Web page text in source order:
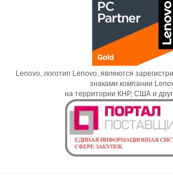
Lenovo, логотип Lenovo, являются
знаками компании
на территории КНР, США и